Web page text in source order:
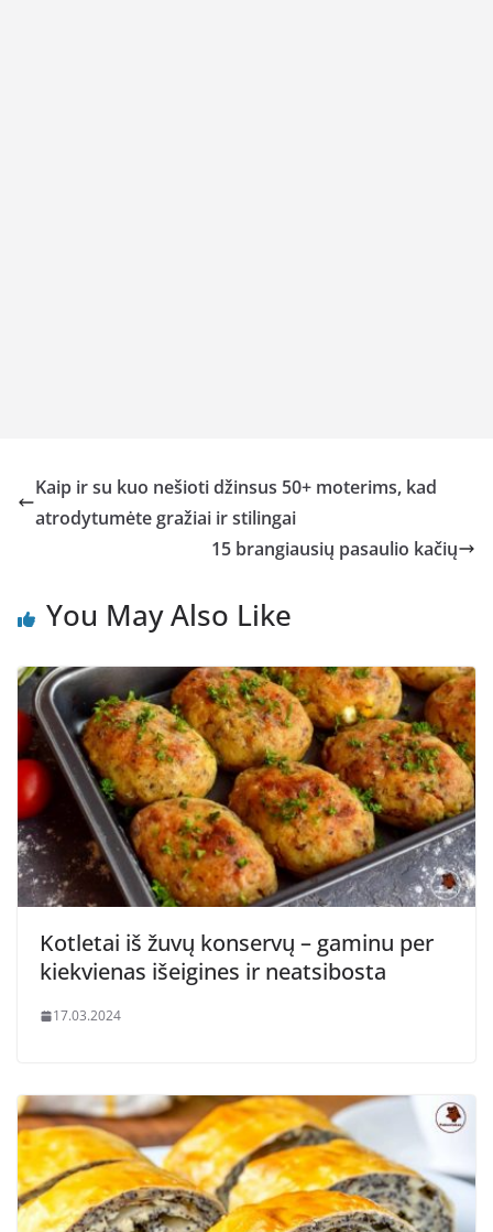
Kaip ir su kuo nešioti džinsus 50+ moterims, kad
atrodytumėte gražiai ir stilingai
15 brangiausių pasaulio kačių
You May Also Like
Kotletai iš žuvų konservų – gaminu per
kiekvienas išeigines ir neatsibosta
17.03.2024